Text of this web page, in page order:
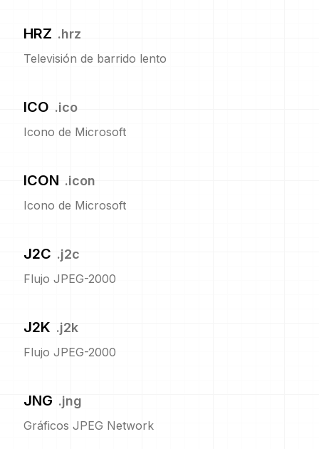
HRZ .hrz
Televisión de barrido lento
ICO .ico
Icono de Microsoft
ICON .icon
Icono de Microsoft
J2C .j2c
Flujo JPEG-2000
J2K .j2k
Flujo JPEG-2000
JNG .jng
Gráficos JPEG Network